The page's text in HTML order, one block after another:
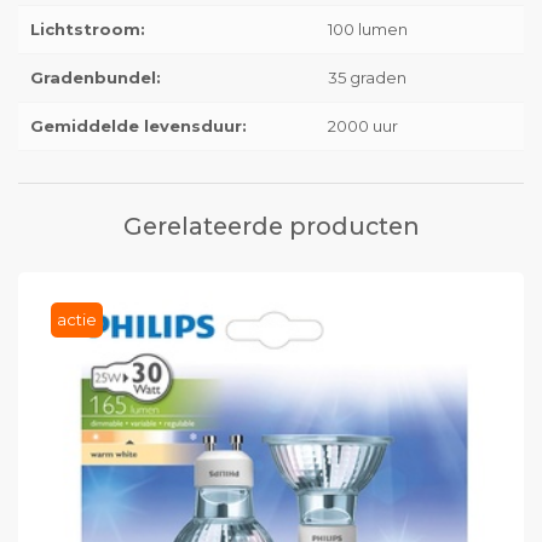
Lichtstroom: 100 lumen
Gradenbundel: 35 graden
Gemiddelde levensduur: 2000 uur
Gerelateerde producten
actie